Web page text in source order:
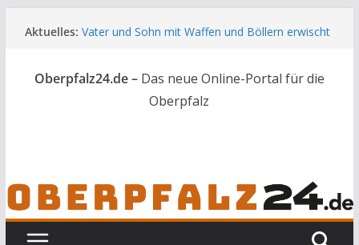
Inhalt
Aktuelles: Vater und Sohn mit Waffen und Böllern erwischt
Audi prallt gegen Brückengeländer in Weiden
Ortsumgehung Waldershof ist eröffnet
Deutsch-amerikanischer Schüleraustausch zu
Oberpfalz24.de – Das neue Online-Portal für die
Oberpfalz